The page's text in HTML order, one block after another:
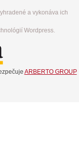
a vykonáva ich
Wordpress.
ARBERTO GROUP